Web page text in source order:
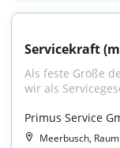
Servicekraft
Als feste Größe
wir als
Primus Service
Meerbusch, Raum